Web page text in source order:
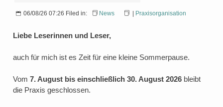
06/08/26 07:26 Filed in: News Praxisorganisation
Liebe Leserinnen und Leser,
auch für mich ist es Zeit für eine kleine Sommerpause.
Vom 7. August bis einschließlich 30. August 2026 bleibt
die Praxis geschlossen.